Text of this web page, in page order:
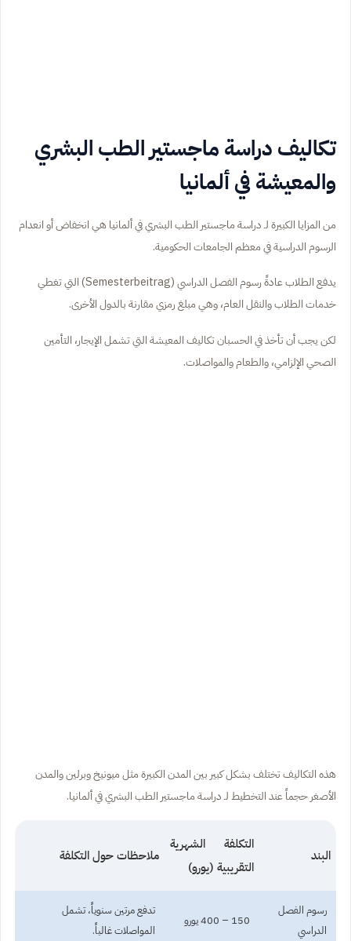
تكاليف دراسة ماجستير الطب البشري
والمعيشة في ألمانيا
من المزايا الكبيرة لـ دراسة ماجستير الطب البشري في ألمانيا هي انخفاض أو انعدام
الرسوم الدراسية في معظم الجامعات الحكومية.
يدفع الطلاب عادةً رسوم الفصل الدراسي (Semesterbeitrag) التي تغطي
خدمات الطلاب والنقل العام، وهي مبلغ رمزي مقارنة بالدول الأخرى.
لكن يجب أن تأخذ في الحسبان تكاليف المعيشة التي تشمل الإيجار، التأمين
الصحي الإلزامي، والطعام والمواصلات.
هذه التكاليف تختلف بشكل كبير بين المدن الكبيرة مثل ميونيخ وبرلين والمدن
الأصغر حجماً عند التخطيط لـ دراسة ماجستير الطب البشري في ألمانيا.
البند
التكلفة الشهرية
التقريبية (يورو)
ملاحظات حول التكلفة
رسوم الفصل
الدراسي
150 – 400 يورو
تدفع مرتين سنوياً، تشمل
المواصلات غالباً.